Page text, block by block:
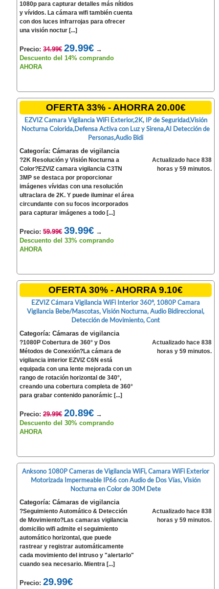
1080p para capturar detalles más nítidos
y vívidos. La cámara wifi también cuenta
con dos luces infrarrojas para ofrecer
una visión noctur [...]
Precio:34.99€ 29.99€ →
Descuento del 14% comprando
AHORA
OFERTA 33% - AHORRA 20.00€
EZVIZ Camara Vigilancia WiFi Exterior,2K, IP de Seguridad,Visión
Nocturna Colorida,Defensa Activa con Luz y Sirena,AI Detección de
Personas,Audio Bidi
Categoría: Cámaras de vigilancia
?2K Resolución y Visión Nocturna a
Color?EZVIZ camara vigilancia C3TN
3MP se destaca por proporcionar
imágenes vívidas con una resolución
ultraclara de 2K. Y puede iluminar el área
circundante con su focos incorporados
para capturar imágenes a todo [...]
Precio:59.99€ 39.99€ →
Descuento del 33% comprando
AHORA
Actualizado hace 838
horas y 59 minutos.
OFERTA 30% - AHORRA 9.10€
EZVIZ Cámara Vigilancia WiFi Interior 360º, 1080P Camara
Vigilancia Bebe/Mascotas, Visión Nocturna, Audio Bidireccional,
Detección de Movimiento, Cont
Categoría: Cámaras de vigilancia
?1080P Cobertura de 360° y Dos
Métodos de Conexión?La cámara de
vigilancia interior EZVIZ C6N está
equipada con una lente mejorada con un
rango de rotación horizontal de 340°,
creando una cobertura completa de 360°
para grabar contenido panorámic [...]
Precio:29.99€ 20.89€ →
Descuento del 30% comprando
AHORA
Actualizado hace 838
horas y 59 minutos.
Anksono 1080P Cameras de Vigilancia WiFi, Camara WiFi Exterior
Motorizada Impermeable IP66 con Audio de Dos Vías, Visión
Nocturna en Color de 30M Dete
Categoría: Cámaras de vigilancia
?Seguimiento Automático & Detección
de Movimiento?Las camaras vigilancia
domicilio wifi admite el seguimiento
automático horizontal, que puede
rastrear y registrar automáticamente
cada movimiento del intruso y "alertarlo"
cuando sea necesario. Mientra [...]
Precio:29.99€
Actualizado hace 838
horas y 59 minutos.